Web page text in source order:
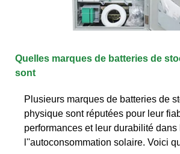
Quelles marques de batteries de
sont
Plusieurs marques de batteries de
physique sont réputées pour leur
performances et leur durabilité dans
l''autoconsommation solaire. Voici